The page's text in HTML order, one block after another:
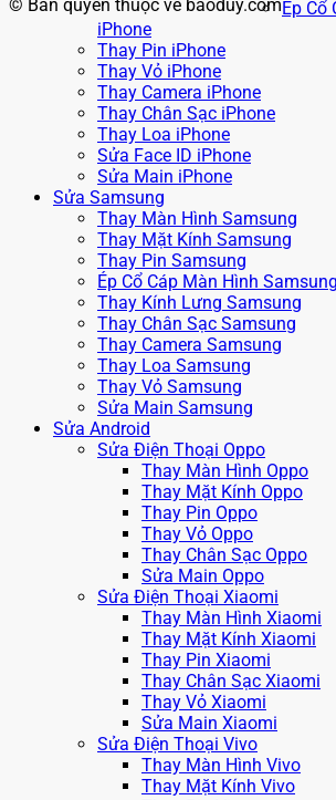
© Bản quyền thuộc về baoduy.comÉp Cổ
iPhone
Thay Pin iPhone
Thay Vỏ iPhone
Thay Camera iPhone
Thay Chân Sạc iPhone
Thay Loa iPhone
Sửa Face ID iPhone
Sửa Main iPhone
Sửa Samsung
Thay Màn Hình Samsung
Thay Mặt Kính Samsung
Thay Pin Samsung
Ép Cổ Cáp Màn Hình Samsung
Thay Kính Lưng Samsung
Thay Chân Sạc Samsung
Thay Camera Samsung
Thay Loa Samsung
Thay Vỏ Samsung
Sửa Main Samsung
Sửa Android
Sửa Điện Thoại Oppo
Thay Màn Hình Oppo
Thay Mặt Kính Oppo
Thay Pin Oppo
Thay Vỏ Oppo
Thay Chân Sạc Oppo
Sửa Main Oppo
Sửa Điện Thoại Xiaomi
Thay Màn Hình Xiaomi
Thay Mặt Kính Xiaomi
Thay Pin Xiaomi
Thay Chân Sạc Xiaomi
Thay Vỏ Xiaomi
Sửa Main Xiaomi
Sửa Điện Thoại Vivo
Thay Màn Hình Vivo
Thay Mặt Kính Vivo